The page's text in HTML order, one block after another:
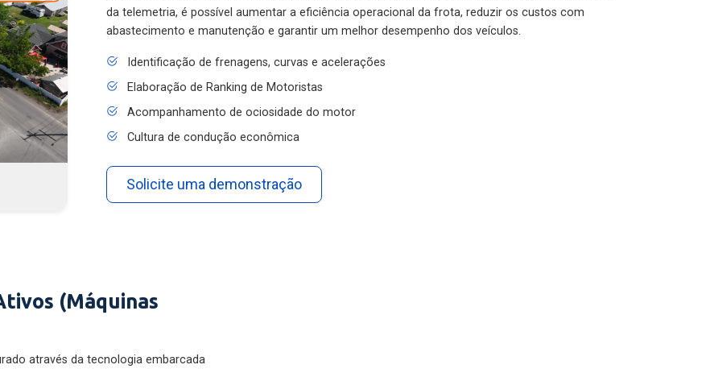
da telemetria, é possível aumentar a eficiência operacional da frota, reduzir os custos com
abastecimento e manutenção e garantir um melhor desempenho dos veículos.
Identificação de frenagens, curvas e acelerações
Elaboração de Ranking de Motoristas
Acompanhamento de ociosidade do motor
Cultura de condução econômica
Solicite uma demonstração
(Máquinas
através da tecnologia embarcada